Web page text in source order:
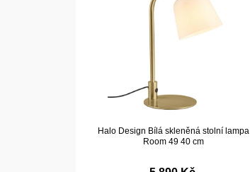
Halo Design Bílá skleněná stolní lampa
Room 49 40 cm